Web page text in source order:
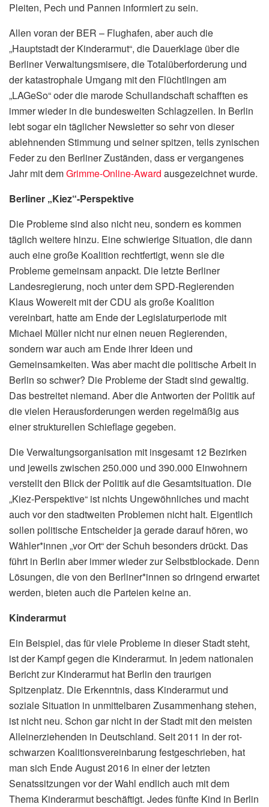
Pleiten, Pech und Pannen informiert zu sein.
Allen voran der BER – Flughafen, aber auch die
„Hauptstadt der Kinderarmut“, die Dauerklage über die
Berliner Verwaltungsmisere, die Totalüberforderung und
der katastrophale Umgang mit den Flüchtlingen am
„LAGeSo“ oder die marode Schullandschaft schafften es
immer wieder in die bundesweiten Schlagzeilen. In Berlin
lebt sogar ein täglicher Newsletter so sehr von dieser
ablehnenden Stimmung und seiner spitzen, teils zynischen
Feder zu den Berliner Zuständen, dass er vergangenes
Jahr mit demGrimme-Online-Award ausgezeichnet wurde.
Berliner „Kiez“-Perspektive
Die Probleme sind also nicht neu, sondern es kommen
täglich weitere hinzu. Eine schwierige Situation, die dann
auch eine große Koalition rechtfertigt, wenn sie die
Probleme gemeinsam anpackt. Die letzte Berliner
Landesregierung, noch unter dem SPD-Regierenden
Klaus Wowereit mit der CDU als große Koalition
vereinbart, hatte am Ende der Legislaturperiode mit
Michael Müller nicht nur einen neuen Regierenden,
sondern war auch am Ende ihrer Ideen und
Gemeinsamkeiten. Was aber macht die politische Arbeit in
Berlin so schwer? Die Probleme der Stadt sind gewaltig.
Das bestreitet niemand. Aber die Antworten der Politik auf
die vielen Herausforderungen werden regelmäßig aus
einer strukturellen Schieflage gegeben.
Die Verwaltungsorganisation mit insgesamt 12 Bezirken
und jeweils zwischen 250.000 und 390.000 Einwohnern
verstellt den Blick der Politik auf die Gesamtsituation. Die
„Kiez-Perspektive“ ist nichts Ungewöhnliches und macht
auch vor den stadtweiten Problemen nicht halt. Eigentlich
sollen politische Entscheider ja gerade darauf hören, wo
Wähler*innen „vor Ort“ der Schuh besonders drückt. Das
führt in Berlin aber immer wieder zur Selbstblockade. Denn
Lösungen, die von den Berliner*innen so dringend erwartet
werden, bieten auch die Parteien keine an.
Kinderarmut
Ein Beispiel, das für viele Probleme in dieser Stadt steht,
ist der Kampf gegen die Kinderarmut. In jedem nationalen
Bericht zur Kinderarmut hat Berlin den traurigen
Spitzenplatz. Die Erkenntnis, dass Kinderarmut und
soziale Situation in unmittelbaren Zusammenhang stehen,
ist nicht neu. Schon gar nicht in der Stadt mit den meisten
Alleinerziehenden in Deutschland. Seit 2011 in der rot-
schwarzen Koalitionsvereinbarung festgeschrieben, hat
man sich Ende August 2016 in einer der letzten
Senatssitzungen vor der Wahl endlich auch mit dem
Thema Kinderarmut beschäftigt. Jedes fünfte Kind in Berlin